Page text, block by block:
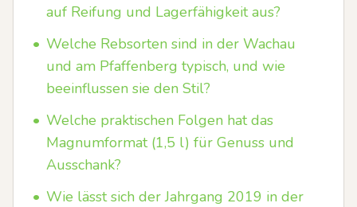
auf Reifung und Lagerfähigkeit aus?
• Welche Rebsorten sind in der Wachau
und am Pfaffenberg typisch, und wie
beeinflussen sie den Stil?
• Welche praktischen Folgen hat das
Magnumformat (1,5 l) für Genuss und
Ausschank?
• Wie lässt sich der Jahrgang 2019 in der